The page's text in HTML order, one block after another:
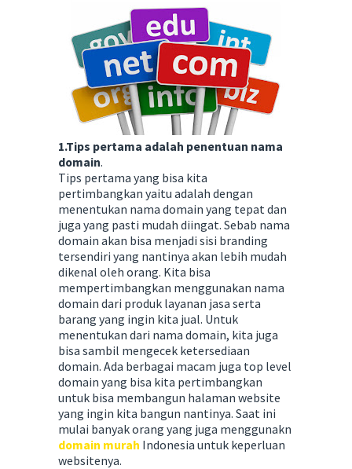
1.Tips pertama adalah penentuan nama
domain.
Tips pertama yang bisa kita
pertimbangkan yaitu adalah dengan
menentukan nama domain yang tepat dan
juga yang pasti mudah diingat. Sebab nama
domain akan bisa menjadi sisi branding
tersendiri yang nantinya akan lebih mudah
dikenal oleh orang. Kita bisa
mempertimbangkan menggunakan nama
domain dari produk layanan jasa serta
barang yang ingin kita jual. Untuk
menentukan dari nama domain, kita juga
bisa sambil mengecek ketersediaan
domain. Ada berbagai macam juga top level
domain yang bisa kita pertimbangkan
untuk bisa membangun halaman website
yang ingin kita bangun nantinya. Saat ini
mulai banyak orang yang juga menggunakn
domain murah Indonesia untuk keperluan
websitenya.